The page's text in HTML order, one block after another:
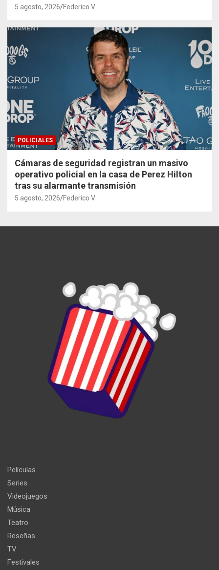
5 agosto, 2026 Federico V.
POLICIALES
Cámaras de seguridad registran un masivo
operativo policial en la casa de Perez Hilton
tras su alarmante transmisión
5 agosto, 2026 Federico V.
Películas
Series
Videojuegos
Música
Teatro
Reseñas
TV
Festivales